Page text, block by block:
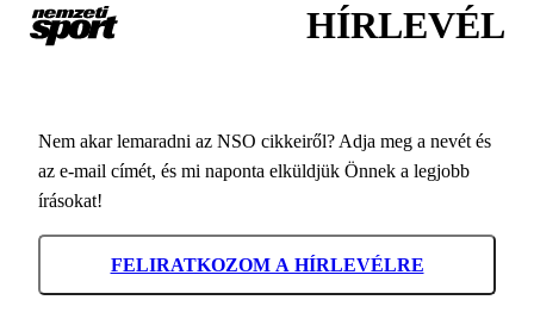
HÍRLEVÉL
Nem akar lemaradni az NSO cikkeiről? Adja meg a nevét és
az e-mail címét, és mi naponta elküldjük Önnek a legjobb
írásokat!
FELIRATKOZOM A HÍRLEVÉLRE